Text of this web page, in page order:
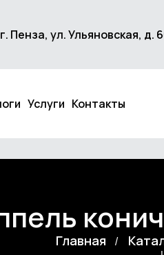
г. Пенза, ул. Ульяновская, д.
Услуги Контакты
Главная